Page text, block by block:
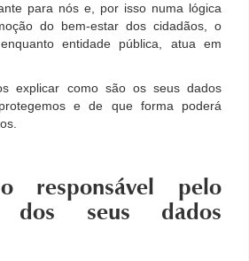
para nós e, por isso numa lógica
do bem-estar dos cidadãos, o
entidade pública, atua em
explicar como são os seus dados
e de que forma poderá
responsável pelo
dos seus dados